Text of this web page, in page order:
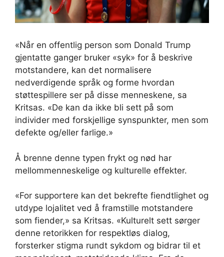
«Når en offentlig person som Donald Trump
gjentatte ganger bruker «syk» for å beskrive
motstandere, kan det normalisere
nedverdigende språk og forme hvordan
støttespillere ser på disse menneskene, sa
Kritsas. «De kan da ikke bli sett på som
individer med forskjellige synspunkter, men som
defekte og/eller farlige.»
Å brenne denne typen frykt og nød har
mellommenneskelige og kulturelle effekter.
«For supportere kan det bekrefte fiendtlighet og
utdype lojalitet ved å framstille motstandere
som fiender,» sa Kritsas. «Kulturelt sett sørger
denne retorikken for respektløs dialog,
forsterker stigma rundt sykdom og bidrar til et